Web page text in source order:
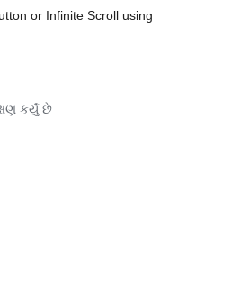
or Infinite Scroll using
કર્યું છે